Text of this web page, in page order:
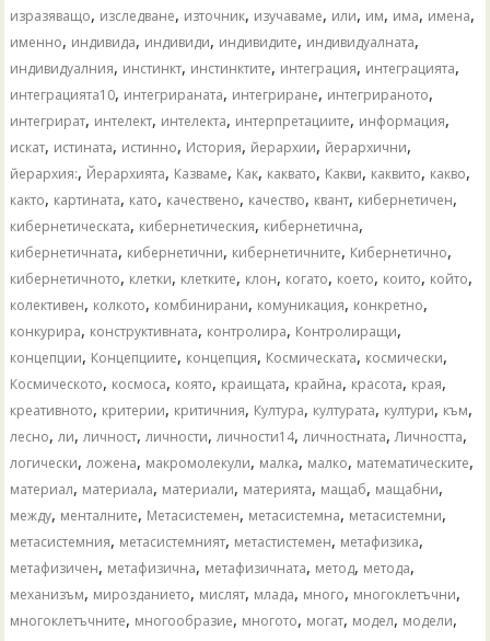
изразяващо, изследване, източник, изучаваме, или, им, има, имена,
именно, индивида, индивиди, индивидите, индивидуалната,
индивидуалния, инстинкт, инстинктите, интеграция, интеграцията,
интеграцията10, интегрираната, интегриране, интегрираното,
интегрират, интелект, интелекта, интерпретациите, информация,
искат, истината, истинно, История, йерархии, йерархични,
йерархия:, Йерархията, Казваме, Как, каквато, Какви, каквито, какво,
както, картината, като, качествено, качество, квант, кибернетичен,
кибернетическата, кибернетическия, кибернетична,
кибернетичната, кибернетични, кибернетичните, Кибернетично,
кибернетичното, клетки, клетките, клон, когато, което, които, който,
колективен, колкото, комбинирани, комуникация, конкретно,
конкурира, конструктивната, контролира, Контролиращи,
концепции, Концепциите, концепция, Космическата, космически,
Космическото, космоса, която, краищата, крайна, красота, края,
креативното, критерии, критичния, Култура, културата, култури, към,
лесно,ли,личност,личности,личности14,личностната,Личността,
логически,ложена, макромолекули, малка, малко, математическите,
материал, материала, материали, материята, мащаб, мащабни,
между, менталните, Метасистемен, метасистемна, метасистемни,
метасистемния, метасистемният, метастистемен, метафизика,
метафизичен, метафизична, метафизичната, метод, метода,
механизъм, мирозданието, мислят, млада, много, многоклетъчни,
многоклетъчните, многообразие, многото, могат, модел, модели,